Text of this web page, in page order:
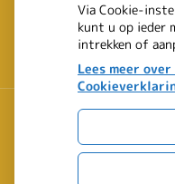
Uw
Via Cookie-
kunt u op ieder
intrekken of
Lees meer